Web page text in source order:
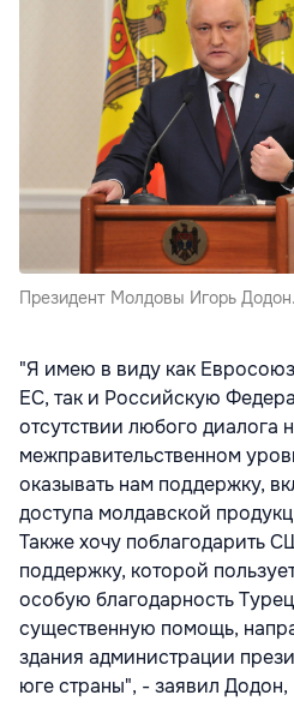
Президент Молдовы Игорь Додон.
"Я имею в виду как
ЕС, так и Российскую
отсутствии любого диалога
межправительственном
оказывать нам поддержку,
доступа молдавской
Также хочу поблагодарить
поддержку, которой
особую благодарность
существенную помощь,
здания администрации
юге страны", - заявил Додон,